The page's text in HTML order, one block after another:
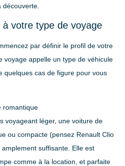
votre type de voyage
par définir le profil de votre
voyage appelle un type de véhicule
quelques cas de figure pour vous
romantique
voyageant léger, une voiture de
ou compacte (pensez Renault Clio
suffisante. Elle est
comme à la location, et parfaite